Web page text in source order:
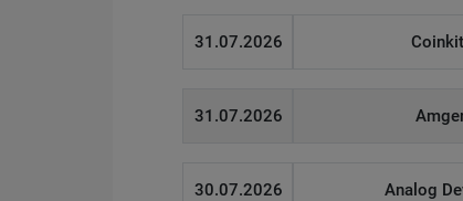
31.07.2026
31.07.2026
30.07.2026 Analog